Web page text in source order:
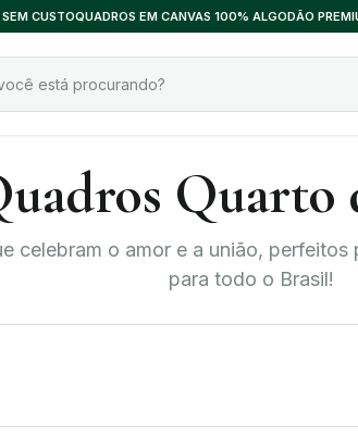
CUSTOQUADROS EM CANVAS 100% ALGODÃO
Quarto
celebram o amor e a união,
para todo o Brasil!